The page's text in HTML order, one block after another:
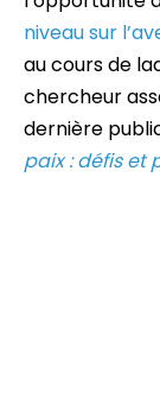
niveau sur
au cours de
chercheur
dernière
paix : défis et